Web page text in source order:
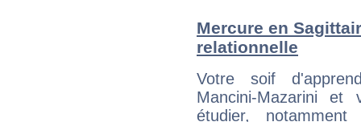
Mercure en
relationnelle
Votre soif
Mancini-Mazarini
étudier,